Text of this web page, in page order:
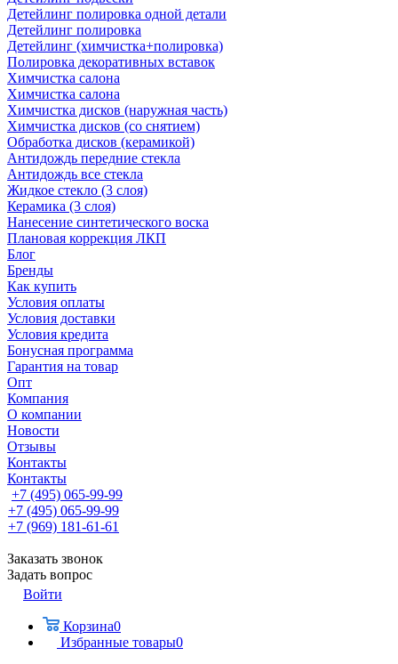
Детейлинг полировка одной детали
Детейлинг полировка
Детейлинг (химчистка+полировка)
Полировка декоративных вставок
Химчистка салона
Химчистка салона
Химчистка дисков (наружная часть)
Химчистка дисков (со снятием)
Обработка дисков (керамикой)
Антидождь передние стекла
Антидождь все стекла
Жидкое стекло (3 слоя)
Керамика (3 слоя)
Нанесение синтетического воска
Плановая коррекция ЛКП
Блог
Бренды
Как купить
Условия оплаты
Условия доставки
Условия кредита
Бонусная программа
Гарантия на товар
Опт
Компания
О компании
Новости
Отзывы
Контакты
Контакты
+7 (495) 065-99-99
+7 (495) 065-99-99
+7 (969) 181-61-61
Заказать звонок
Задать вопрос
Войти
Корзина0
Избранные товары0